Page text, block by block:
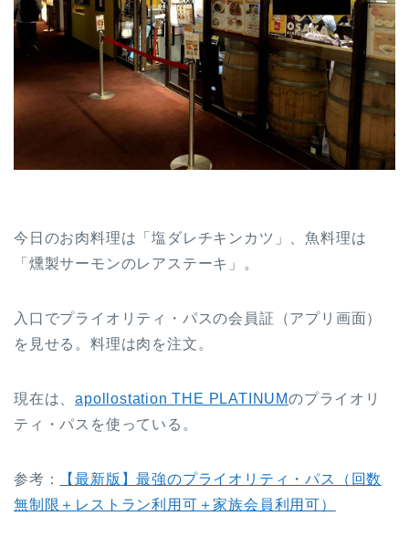
今日のお肉料理は「塩ダレチキンカツ」、魚料理は
「燻製サーモンのレアステーキ」。
入口でプライオリティ・パスの会員証（アプリ画面）
を見せる。料理は肉を注文。
現在は、apollostation THE PLATINUMのプライオリ
ティ・パスを使っている。
参考：
【最新版】最強のプライオリティ・パス（回数
無制限＋レストラン利用可＋家族会員利用可）